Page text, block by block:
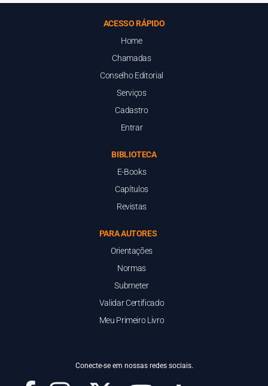
ACESSO RÁPIDO
Home
Chamadas
Conselho Editorial
Serviços
Cadastro
Entrar
BIBLIOTECA
E-Books
Capítulos
Revistas
PARA AUTORES
Orientações
Normas
Submeter
Validar Certificado
Meu Primeiro Livro
Conecte-se em nossas redes sociais.